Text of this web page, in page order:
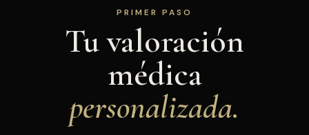
PRIMER PASO
Tu valoración
médica
personalizada.